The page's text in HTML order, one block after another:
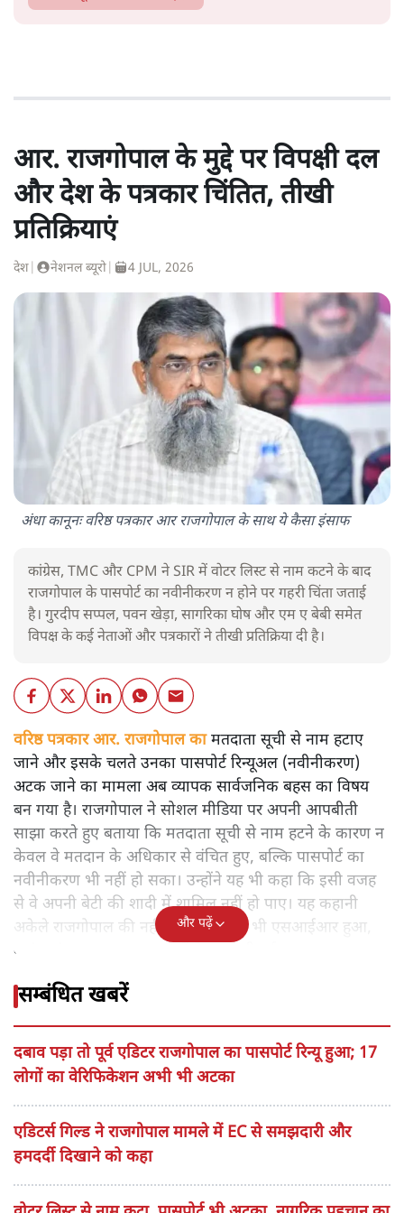
आर. राजगोपाल के मुद्दे पर विपक्षी दल
और देश के पत्रकार चिंतित, तीखी
प्रतिक्रियाएं
देश नेशनल ब्यूरो 4 JUL, 2026
अंधा कानूनः वरिष्ठ पत्रकार आर राजगोपाल के साथ ये कैसा इंसाफ
कांग्रेस, TMC और CPM ने SIR में वोटर लिस्ट से नाम कटने के बाद
राजगोपाल के पासपोर्ट का नवीनीकरण न होने पर गहरी चिंता जताई
है। गुरदीप सप्पल, पवन खेड़ा, सागरिका घोष और एम ए बेबी समेत
विपक्ष के कई नेताओं और पत्रकारों ने तीखी प्रतिक्रिया दी है।
वरिष्ठ पत्रकार आर. राजगोपाल कामतदाता सूची से नाम हटाए
जाने और इसके चलते उनका पासपोर्ट रिन्यूअल (नवीनीकरण)
अटक जाने का मामला अब व्यापक सार्वजनिक बहस का विषय
बन गया है। राजगोपाल ने सोशल मीडिया पर अपनी आपबीती
साझा करते हुए बताया कि मतदाता सूची से नाम हटने के कारण न
केवल वे मतदान के अधिकार से वंचित हुए, बल्कि पासपोर्ट का
नवीनीकरण भी नहीं हो सका। उन्होंने यह भी कहा कि इसी वजह
से वे अपनी बेटी की शादी में शामिल नहीं हो पाए। यह कहानी
अकेले राजगोपाल की नहीं है। देश में जहां भी एसआईआर हुआ,
वहां-वहां यह हरकत आम लोगों के साथ भी हुई।
और पढ़ें
सम्बंधित खबरें
दबाव पड़ा तो पूर्व एडिटर राजगोपाल का पासपोर्ट रिन्यू हुआ; 17
लोगों का वेरिफिकेशन अभी भी अटका
एडिटर्स गिल्ड ने राजगोपाल मामले में EC से समझदारी और
हमदर्दी दिखाने को कहा